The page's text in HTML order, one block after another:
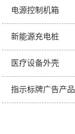
电源控制机箱
新能源充电桩
医疗设备外壳
指示标牌广告产品